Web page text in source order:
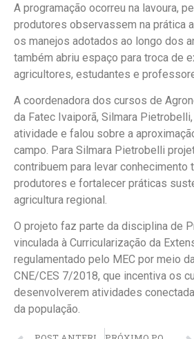
A programação ocorreu na lavoura,
produtores observassem na prática
os manejos adotados ao longo dos
também abriu espaço para troca de
agricultores, estudantes e
A coordenadora dos cursos de
da Fatec Ivaiporã, Silmara
atividade e falou sobre a
campo. Para Silmara Pietrobelli
contribuem para levar conhecimento
produtores e fortalecer práticas
agricultura regional.
O projeto faz parte da disciplina de
vinculada à Curricularização da
regulamentado pelo MEC por meio
CNE/CES 7/2018, que incentiva os
desenvolverem atividades
da população.